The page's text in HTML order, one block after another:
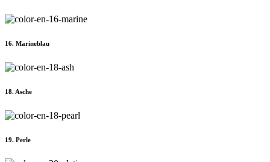
16. Marineblau
18. Asche
19. Perle